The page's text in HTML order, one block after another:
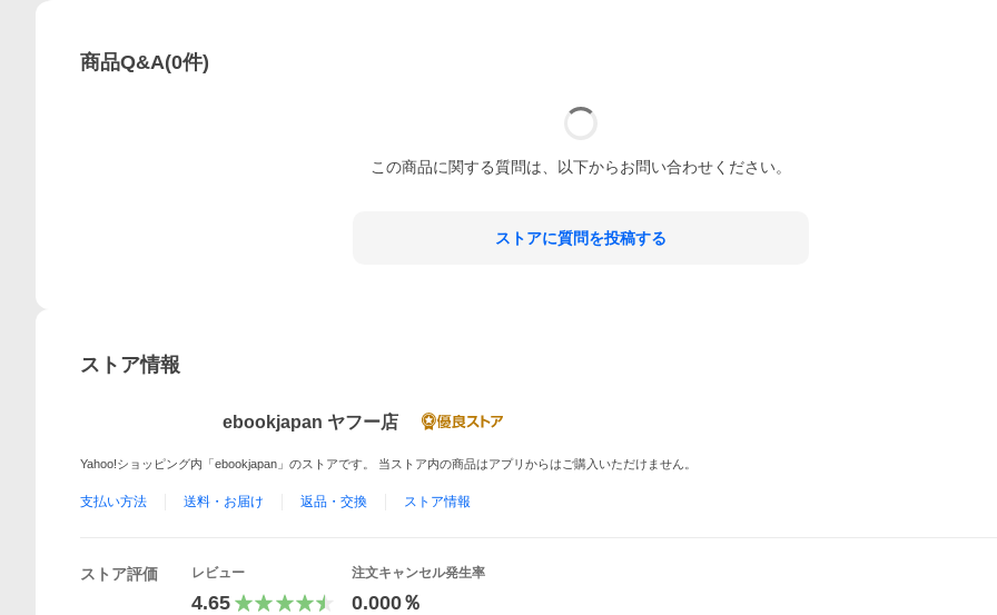
商品Q&A(0件)
この商品に関する質問は、以下からお問い合わせください。
ストアに質問を投稿する
ストア情報
ebookjapan ヤフー店
Yahoo!ショッピング内「ebookjapan」のストアです。 当ストア内の商品はアプリからはご購入いただけません。
支払い方法 送料・お届け 返品・交換 ストア情報
ストア評価 レビュー
4.65
注文キャンセル発生率
0.000％